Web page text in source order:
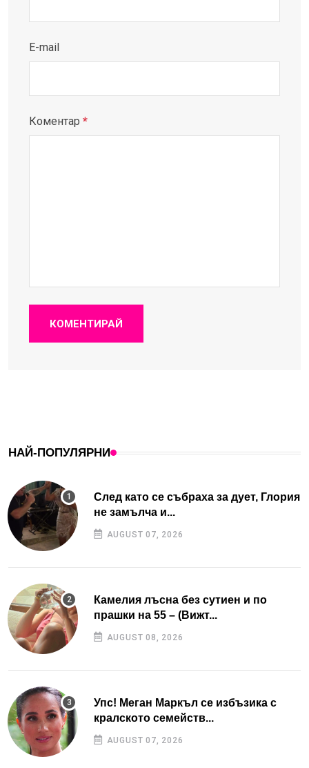
E-mail
Коментар *
КОМЕНТИРАЙ
НАЙ-ПОПУЛЯРНИ
След като се събраха за дует, Глория
не замълча и...
AUGUST 07, 2026
Камелия лъсна без сутиен и по
прашки на 55 – (Вижт...
AUGUST 08, 2026
Упс! Меган Маркъл се избъзика с
кралското семейств...
AUGUST 07, 2026